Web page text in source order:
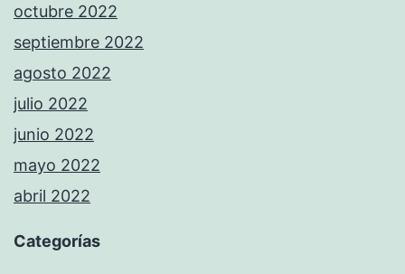
octubre 2022
septiembre 2022
agosto 2022
julio 2022
junio 2022
mayo 2022
abril 2022
Categorías